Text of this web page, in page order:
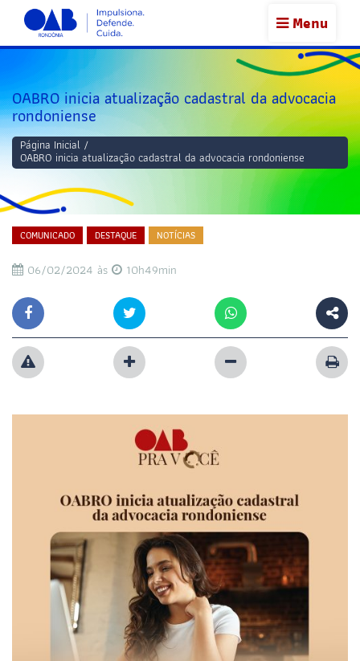
Menu
OABRO inicia atualização cadastral da advocacia
rondoniense
Página Inicial /
OABRO inicia atualização cadastral da advocacia rondoniense
COMUNICADO DESTAQUE NOTÍCIAS
06/02/2024 às 10h49min